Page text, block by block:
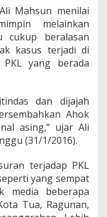
Mahsun menilai
melainkan
cukup beralasan
kasus terjadi di
yang berada
dan dijajah
Ahok
asing,” ujar Ali
(31/1/2016).
terjadap PKL
yang sempat
media beberapa
Tua, Ragunan,